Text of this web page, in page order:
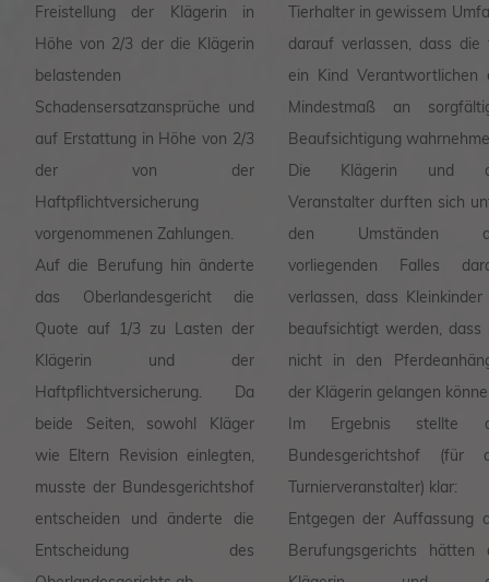
Freistellung der Klägerin in
Höhe von 2/3 der die Klägerin
belastenden
Schadensersatzansprüche und
auf Erstattung in Höhe von 2/3
der von der
Haftpflichtversicherung
vorgenommenen Zahlungen.
Auf die Berufung hin änderte
das Oberlandesgericht die
Quote auf 1/3 zu Lasten der
Klägerin und der
Haftpflichtversicherung. Da
beide Seiten, sowohl Kläger
wie Eltern Revision einlegten,
musste der Bundesgerichtshof
entscheiden und änderte die
Entscheidung des
Tierhalter in gewissem
darauf verlassen, dass die
ein Kind Verantwortlichen
Mindestmaß an
Beaufsichtigung
Die Klägerin und
Veranstalter durften sich
den Umständen
vorliegenden Falles
verlassen, dass Kleinkinder
beaufsichtigt werden, dass
nicht in den
der Klägerin gelangen
Im Ergebnis stellte
Bundesgerichtshof (für
Turnierveranstalter) klar:
Entgegen der Auffassung
Berufungsgerichts hätten